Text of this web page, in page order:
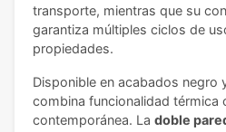
transporte, mientras que su
garantiza múltiples ciclos de
propiedades.
Disponible en acabados negro
combina funcionalidad térmica
contemporánea. La doble